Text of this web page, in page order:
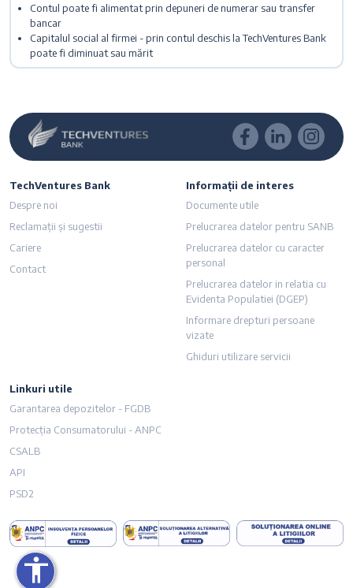
Contul poate fi alimentat prin depuneri de numerar sau transfer
bancar
Capitalul social al firmei - prin contul deschis la TechVentures Bank
poate fi diminuat sau mărit
TechVentures Bank
Despre noi
Reclamații și sugestii
Cariere
Contact
Informații de interes
Documente utile
Prelucrarea datelor pentru SANB
Prelucrarea datelor cu caracter
personal
Prelucrarea datelor in relatia cu
Evidenta Populatiei (DGEP)
Informare drepturi persoane
vizate
Ghiduri utilizare servicii
Linkuri utile
Garantarea depozitelor - FGDB
Protecția Consumatorului - ANPC
CSALB
API
PSD2
accessibility
textului
dimensiunea textului
culorile
legăturile